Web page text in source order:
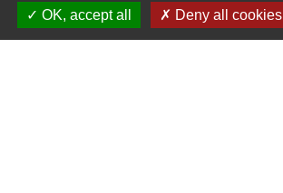
OK, accept all
Deny all cookies